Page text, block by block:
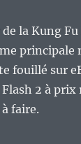
la Kung
fouillé sur
2 à
à faire.